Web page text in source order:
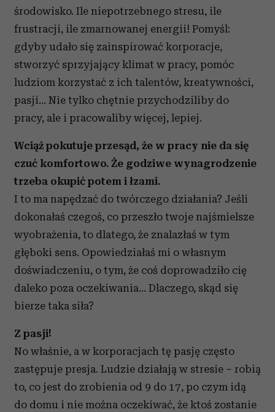
środowisko. Ile niepotrzebnego stresu, ile
frustracji, ile zmarnowanej energii! Pomyśl:
gdyby udało się zainspirować korporacje,
stworzyć sprzyjający klimat w pracy, pomóc
ludziom korzystać z ich talentów, kreatywności,
pasji... Nie tylko chętnie przychodziliby do
pracy, ale i pracowaliby więcej, lepiej.
Wciąż pokutuje przesąd, że w pracy nie da się
czuć komfortowo. Że godziwe wynagrodzenie
trzeba okupić potem i łzami.
I to ma napędzać do twórczego działania? Jeśli
dokonałaś czegoś, co przeszło twoje najśmielsze
wyobrażenia, to dlatego, że znalazłaś w tym
głęboki sens. Opowiedziałaś mi o własnym
doświadczeniu, o tym, że coś doprowadziło cię
daleko poza oczekiwania... Dlaczego, skąd się
bierze taka siła?
Z pasji!
No właśnie, a w korporacjach tę pasję często
zastępuje presja. Ludzie działają w stresie – robią
to, co jest do zrobienia od 9 do 17, po czym idą
do domu i nie można oczekiwać, że ktoś zostanie